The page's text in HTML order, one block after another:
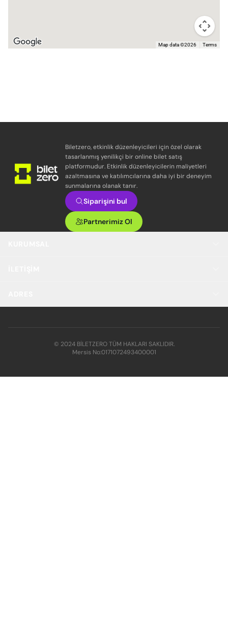
Map data ©2026 Terms
Biletzero, etkinlik düzenleyicileri için özel olarak
tasarlanmış yenilikçi bir online bilet satış
platformudur. Etkinlik düzenleyicilerin maliyetleri
azaltmasına ve katılımcılarına daha iyi bir deneyim
sunmalarına olanak tanır.
Siparişini bul
Partnerimiz Ol
© 2024 BİLETZERO TÜM HAKLARI SAKLIDIR.
Mersis No:0171072493400001